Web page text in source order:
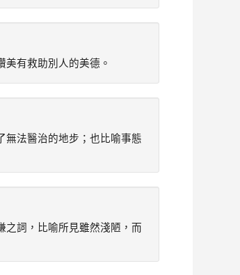
有救助別人的美德。
無法醫治的地步；也比喻事態
之詞，比喻所見雖然淺陋，而